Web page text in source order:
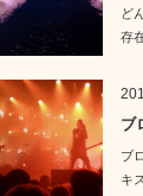
ど
存
ブ
ブ
キ